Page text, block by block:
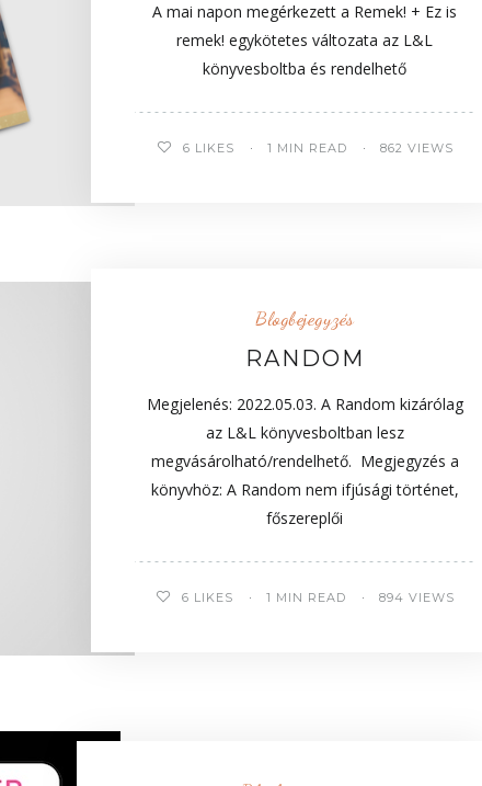
A mai napon megérkezett a Remek! + Ez is
remek! egykötetes változata az L&L
könyvesboltba és rendelhető
6 LIKES 1 MIN READ 862 VIEWS
Blogbejegyzés
RANDOM
Megjelenés: 2022.05.03. A Random kizárólag
az L&L könyvesboltban lesz
megvásárolható/rendelhető. Megjegyzés a
könyvhöz: A Random nem ifjúsági történet,
főszereplői
6 LIKES 1 MIN READ 894 VIEWS